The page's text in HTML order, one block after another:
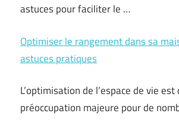
astuces pour faciliter le …
Optimiser le rangement dans sa
astuces pratiques
L’optimisation de l’espace de vie
préoccupation majeure pour de